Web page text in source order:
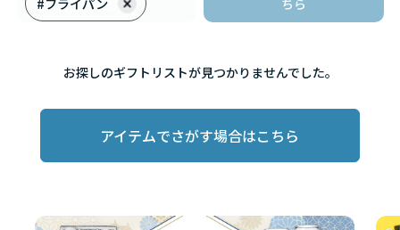
お探しのギフトリストが見つかりませんでした。
アイテムでさがす場合はこちら